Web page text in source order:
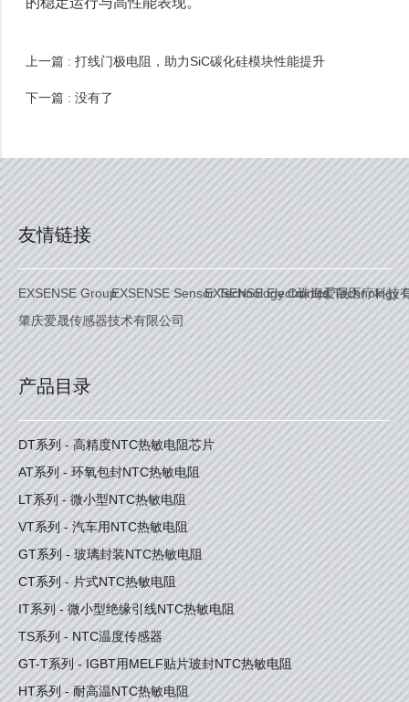
上一篇 : 打线门极电阻，助力SiC碳化硅模块性能提升
下一篇 : 没有了
友情链接
EXSENSE GroupEXSENSE Sensor Technology Co. Ltd.
EXSENSE Electronics Technology
珠海爱晟医疗科技
肇庆爱晟传感器技术有限公司
产品目录
DT系列 - 高精度NTC热敏电阻芯片
AT系列 - 环氧包封NTC热敏电阻
LT系列 - 微小型NTC热敏电阻
VT系列 - 汽车用NTC热敏电阻
GT系列 - 玻璃封装NTC热敏电阻
CT系列 - 片式NTC热敏电阻
IT系列 - 微小型绝缘引线NTC热敏电阻
TS系列 - NTC温度传感器
GT-T系列 - IGBT用MELF贴片玻封NTC热敏电阻
HT系列 - 耐高温NTC热敏电阻